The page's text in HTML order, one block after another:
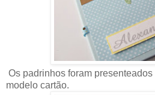
Os padrinhos foram
modelo cartão.